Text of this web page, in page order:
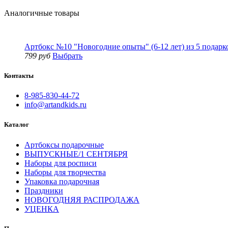
Аналогичные товары
Артбокс №10 "Новогодние опыты" (6-12 лет) из 5
799 руб Выбрать
Контакты
8-985-830-44-72
info@artandkids.ru
Каталог
Артбоксы подарочные
ВЫПУСКНЫЕ/1 СЕНТЯБРЯ
Наборы для росписи
Наборы для творчества
Упаковка подарочная
Праздники
НОВОГОДНЯЯ РАСПРОДАЖА
УЦЕНКА